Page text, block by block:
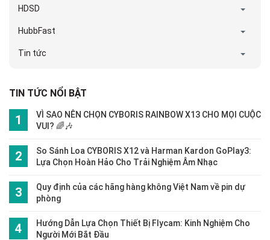
HDSD
HubbFast
Tin tức
TIN TỨC NỔI BẬT
VÌ SAO NÊN CHỌN CYBORIS RAINBOW X13 CHO MỌI CUỘC
VUI? 🌈🎶
So Sánh Loa CYBORIS X12 và Harman Kardon GoPlay3:
Lựa Chọn Hoàn Hảo Cho Trải Nghiệm Âm Nhạc
Quy định của các hãng hàng không Việt Nam về pin dự
phòng
Hướng Dẫn Lựa Chọn Thiết Bị Flycam: Kinh Nghiệm Cho
Người Mới Bắt Đầu